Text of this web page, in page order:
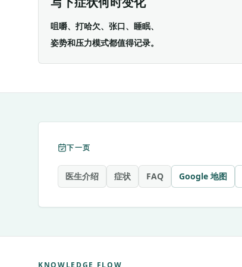
咀嚼、打哈欠、张口、睡眠、
姿势和压力模式都值得记录。
下一页
医生介绍 症状 FAQ Google 地图
KNOWLEDGE FLOW